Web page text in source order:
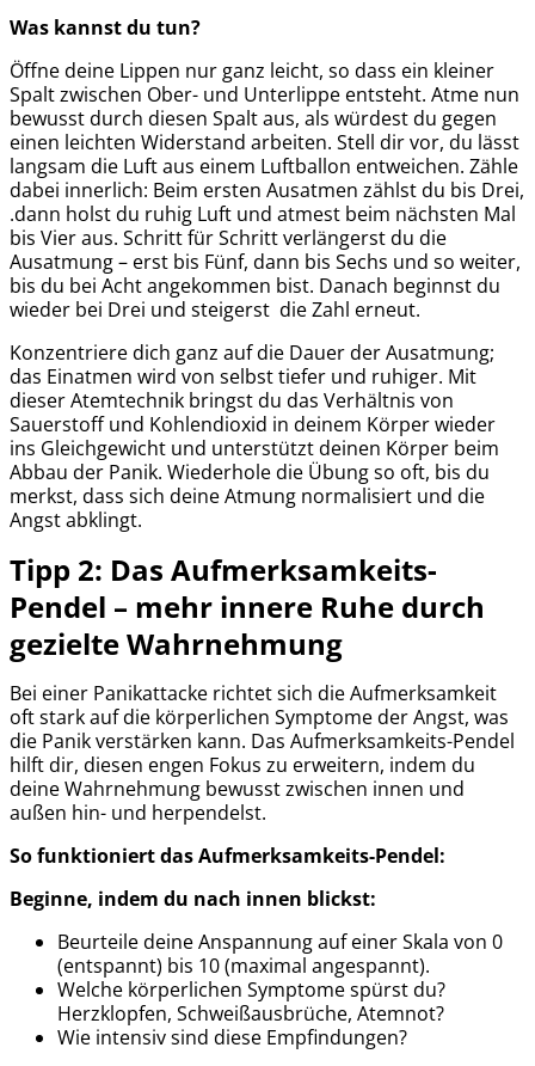
Was kannst du tun?
Öffne deine Lippen nur ganz leicht, so dass ein kleiner
Spalt zwischen Ober- und Unterlippe entsteht. Atme nun
bewusst durch diesen Spalt aus, als würdest du gegen
einen leichten Widerstand arbeiten. Stell dir vor, du lässt
langsam die Luft aus einem Luftballon entweichen. Zähle
dabei innerlich: Beim ersten Ausatmen zählst du bis Drei,
.dann holst du ruhig Luft und atmest beim nächsten Mal
bis Vier aus. Schritt für Schritt verlängerst du die
Ausatmung – erst bis Fünf, dann bis Sechs und so weiter,
bis du bei Acht angekommen bist. Danach beginnst du
wieder bei Drei und steigerst die Zahl erneut.
Konzentriere dich ganz auf die Dauer der Ausatmung;
das Einatmen wird von selbst tiefer und ruhiger. Mit
dieser Atemtechnik bringst du das Verhältnis von
Sauerstoff und Kohlendioxid in deinem Körper wieder
ins Gleichgewicht und unterstützt deinen Körper beim
Abbau der Panik. Wiederhole die Übung so oft, bis du
merkst, dass sich deine Atmung normalisiert und die
Angst abklingt.
Tipp 2: Das Aufmerksamkeits-
Pendel – mehr innere Ruhe durch
gezielte Wahrnehmung
Bei einer Panikattacke richtet sich die Aufmerksamkeit
oft stark auf die körperlichen Symptome der Angst, was
die Panik verstärken kann. Das Aufmerksamkeits-Pendel
hilft dir, diesen engen Fokus zu erweitern, indem du
deine Wahrnehmung bewusst zwischen innen und
außen hin- und herpendelst.
So funktioniert das Aufmerksamkeits-Pendel:
Beginne, indem du nach innen blickst:
Beurteile deine Anspannung auf einer Skala von 0
(entspannt) bis 10 (maximal angespannt).
Welche körperlichen Symptome spürst du?
Herzklopfen, Schweißausbrüche, Atemnot?
Wie intensiv sind diese Empfindungen?